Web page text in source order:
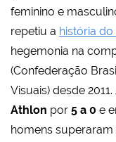
feminino e
repetiu a história
hegemonia na
(Confederação
Visuais) desde
Athlon por 5 a 0 e
homens superaram